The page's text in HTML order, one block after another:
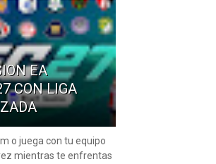
EA
CON LIGA
o juega con tu equipo
mientras te enfrentas